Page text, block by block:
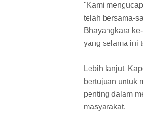
"Kami
telah bersama-
Bhayangkara
yang selama ini
Lebih lanjut,
bertujuan untuk
penting dalam
masyarakat.